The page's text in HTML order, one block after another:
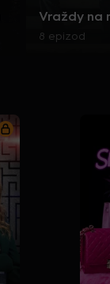
Vraždy na
8 epizod